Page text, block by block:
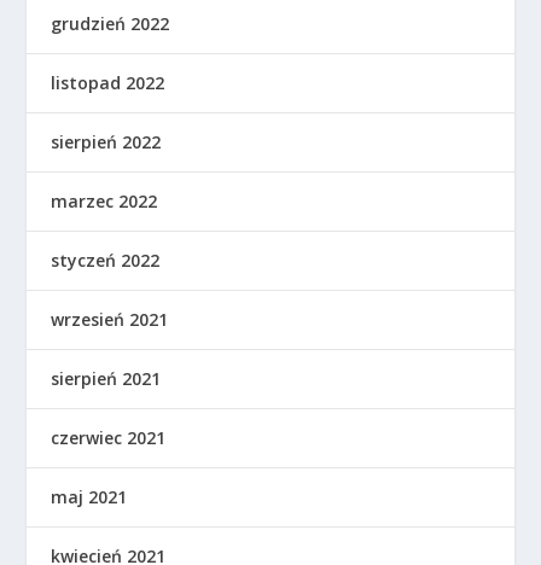
grudzień 2022
listopad 2022
sierpień 2022
marzec 2022
styczeń 2022
wrzesień 2021
sierpień 2021
czerwiec 2021
maj 2021
kwiecień 2021